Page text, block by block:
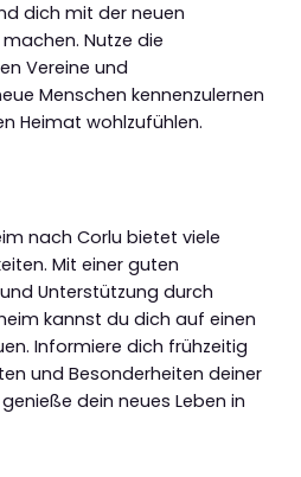
dich mit der neuen
Nutze die
Vereine und
Menschen kennenzulernen
Heimat wohlzufühlen.
nach Corlu bietet viele
Mit einer guten
Unterstützung durch
kannst du dich auf einen
Informiere dich frühzeitig
und Besonderheiten deiner
dein neues Leben in